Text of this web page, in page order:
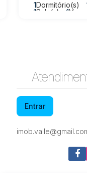
1Dormitório(s)
1Sala(s) 1
Entrar